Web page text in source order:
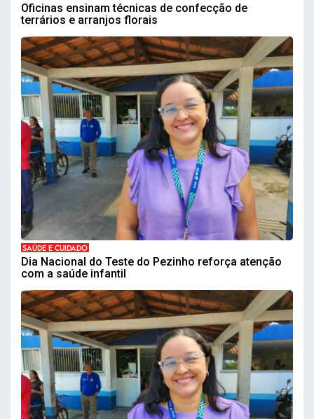
Oficinas ensinam técnicas de confecção de
terrários e arranjos florais
SAÚDE E CUIDADO
Dia Nacional do Teste do Pezinho reforça atenção
com a saúde infantil